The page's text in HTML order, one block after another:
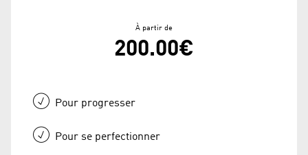
À partir de
200.00€
Pour progresser
Pour se perfectionner